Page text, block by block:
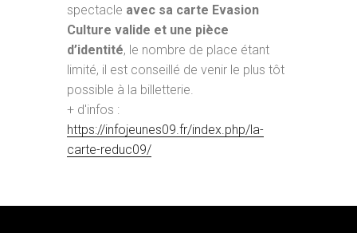
spectacle avec sa carte Evasion
Culture valide et une pièce
d’identité, le nombre de place étant
limité, il est conseillé de venir le plus tôt
possible à la billetterie.
+ d'infos :
https://infojeunes09.fr/index.php/la-
carte-reduc09/